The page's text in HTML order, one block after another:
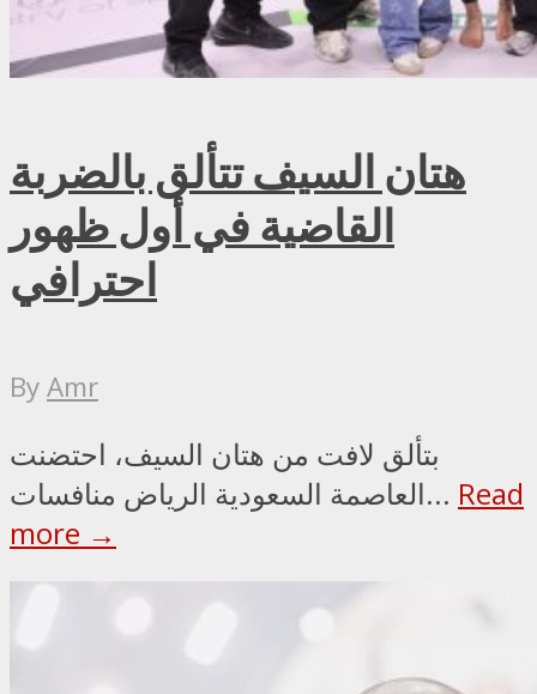
هتان السيف تتألق بالضربة
القاضية في أول ظهور
احترافي
ByAmr
بتألق لافت من هتان السيف، احتضنت
العاصمة السعودية الرياض منافسات... Read
more →